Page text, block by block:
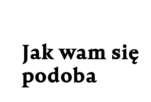
Jak wam się
podoba